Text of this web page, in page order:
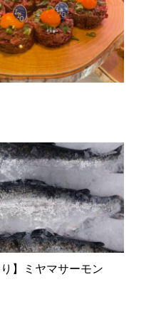
】ミヤマサーモン